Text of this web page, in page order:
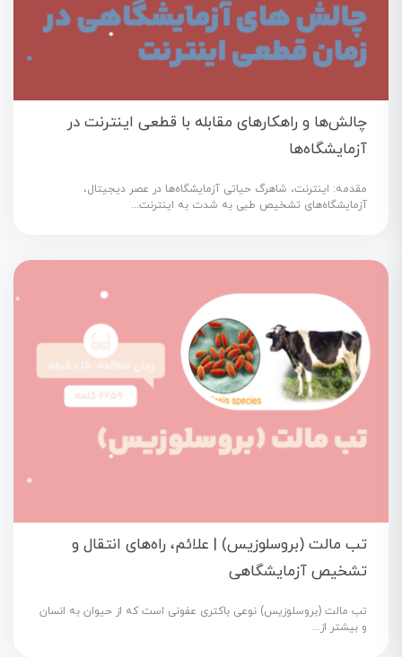
چالش‌ها و راهکارهای مقابله با قطعی اینترنت در
آزمایشگاه‌ها
مقدمه: اینترنت، شاهرگ حیاتی آزمایشگاه‌ها در عصر دیجیتال،
آزمایشگاه‌های تشخیص طبی به شدت به اینترنت...
تب مالت (بروسلوزیس) | علائم، راه‌های انتقال و
تشخیص آزمایشگاهی
تب مالت (بروسلوزیس) نوعی باکتری عفونی است که از حیوان به انسان
و بیشتر از...